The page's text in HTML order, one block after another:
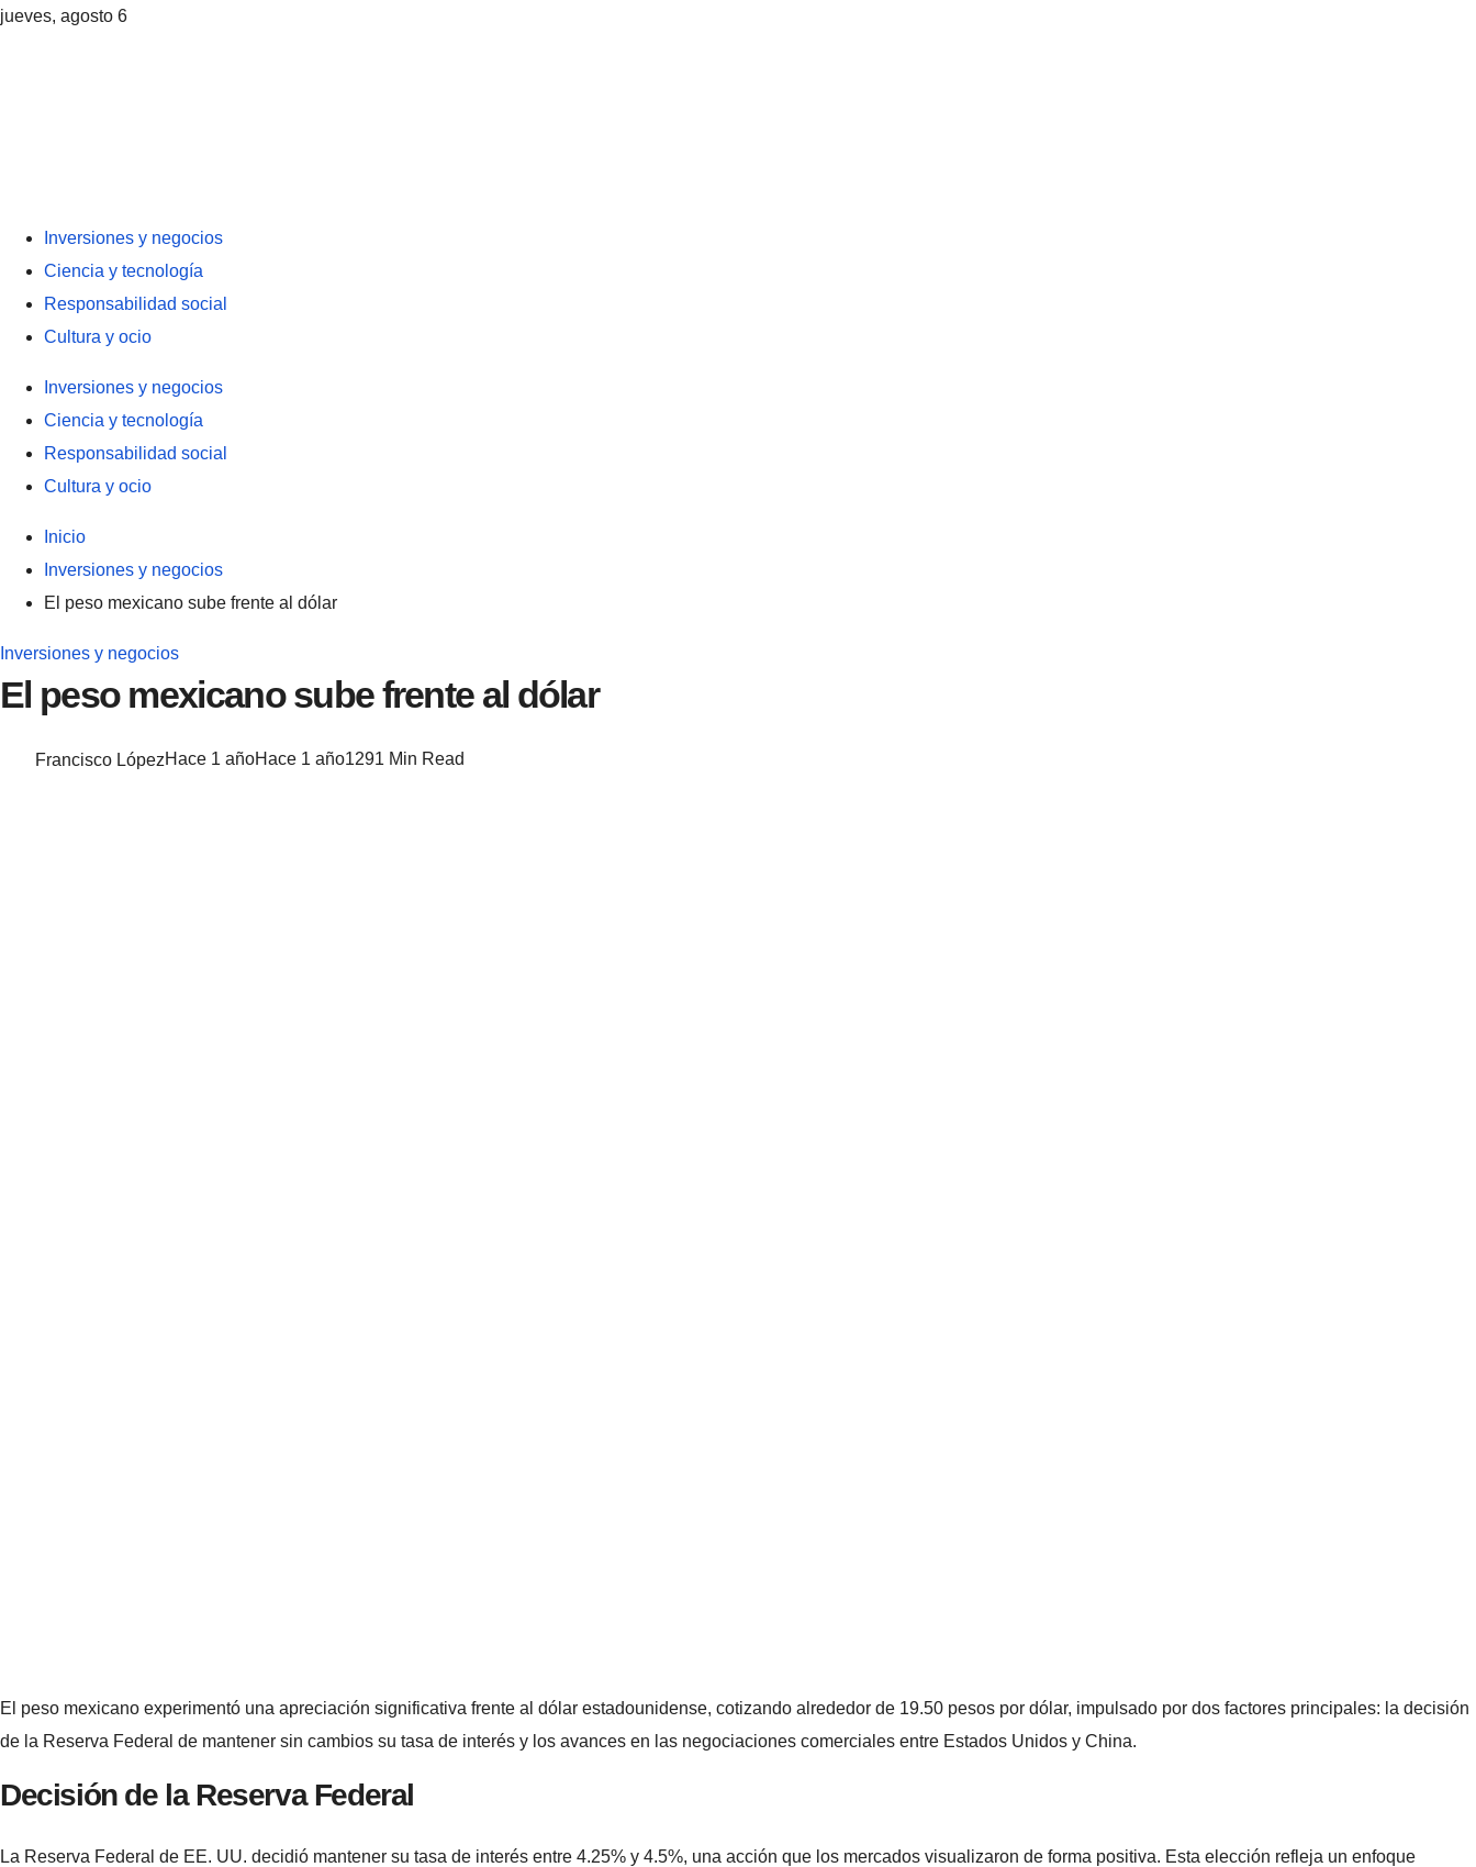
jueves, agosto 6
Inversiones y negocios
Ciencia y tecnología
Responsabilidad social
Cultura y ocio
Inversiones y negocios
Ciencia y tecnología
Responsabilidad social
Cultura y ocio
Inicio
Inversiones y negocios
El peso mexicano sube frente al dólar
Inversiones y negocios
El peso mexicano sube frente al dólar
Francisco LópezHace 1 añoHace 1 año1291 Min Read
El peso mexicano experimentó una apreciación significativa frente al dólar estadounidense, cotizando alrededor de 19.50 pesos por dólar, impulsado por dos factores principales: la decisión
de la Reserva Federal de mantener sin cambios su tasa de interés y los avances en las negociaciones comerciales entre Estados Unidos y China.
Decisión de la Reserva Federal
La Reserva Federal de EE. UU. decidió mantener su tasa de interés entre 4.25% y 4.5%, una acción que los mercados visualizaron de forma positiva. Esta elección refleja un enfoque